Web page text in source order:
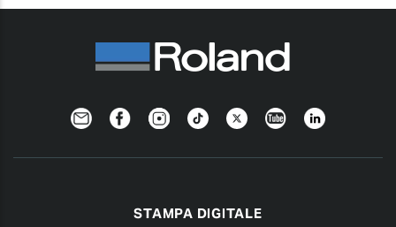
NewsletterFacebookInstagramTikTokTwitterYouTubeLinkedIn
STAMPA DIGITALE